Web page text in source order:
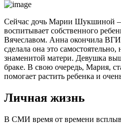
Сейчас дочь Марии Шукшиной –
воспитывает собственного
Вячеславом. Анна окончила
сделала она это
знаменитой матери. Девушка
браке. В свою очередь, Мария,
помогает растить ребенка и
Личная жизнь
В СМИ время от времени